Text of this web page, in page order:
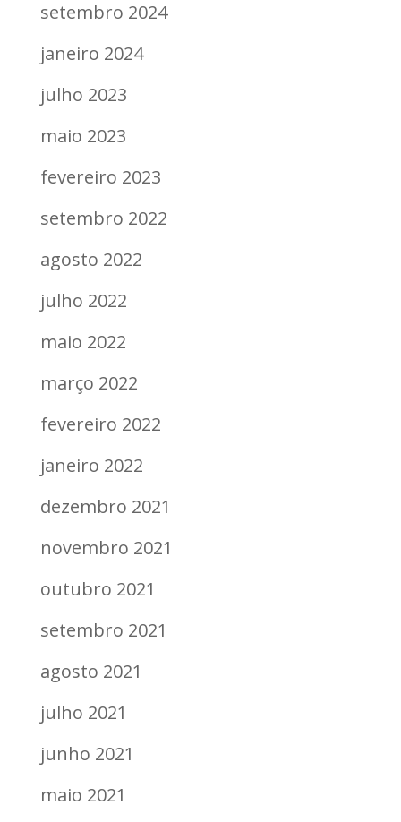
setembro 2024
janeiro 2024
julho 2023
maio 2023
fevereiro 2023
setembro 2022
agosto 2022
julho 2022
maio 2022
março 2022
fevereiro 2022
janeiro 2022
dezembro 2021
novembro 2021
outubro 2021
setembro 2021
agosto 2021
julho 2021
junho 2021
maio 2021